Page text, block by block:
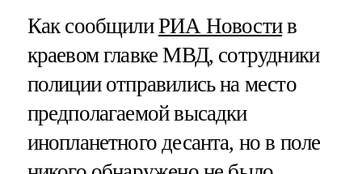
Как сообщилиРИА Новостив
краевом главке МВД, сотрудники
полиции отправились на место
предполагаемой высадки
инопланетного десанта, но в поле